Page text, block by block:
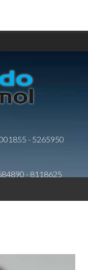
- 5265950
- 8118625